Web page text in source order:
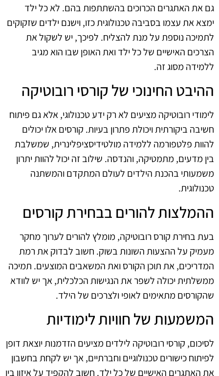
גם את האתגרים הכרוכים בהשתתפות בהם. לא כל ילד
ימצא את עצמו בסביבה טכנולוגית כזו, וישנם ילדים שזקוקים
לתמיכה נוספת על מנת להצליח. לפיכך, יש לשקול את
הצרכים האישיים של כל ילד ואת האופן שבו הוא מגיב
ללמידה מסוג זה.
ההיבט החינוכי של קורסי רובוטיקה
לימודי רובוטיקה מציעים לא רק ידע טכנולוגי, אלא גם פיתוח
חשיבה ביקורתית ויכולת פתרון בעיות. קורסים אלו יכולים
להוות פלטפורמה ללמידה מולטידיסציפלינרית, שמשלבת
בין מדעים, מתמטיקה, והנדסה. שילוב זה יכול להוות יתרון
משמעותי בהכנת הילדים לעולם המתקדם והמשתנה
טכנולוגית.
ההמלצות להורים בבחירת קורסים
בעת בחירת קורס רובוטיקה, מומלץ להורים לערוך מחקר
מעמיק על ההצעות השונות בשוק. חשוב לבדוק את רמת
המדריכים, את תוכן הקורס ואת המשאבים המוצעים. תמיכה
ממשלתית יכולה לשפר את הנגישות הכלכלית, אך יש לוודא
שהקורסים מתאימים לאופי ולצרכים של הילד.
המשמעות של חוויות לימודיות
לסיכום, קורסי רובוטיקה לילדים מציעים הזדמנות יוצאת דופן
לפיתוח כישורים טכנולוגיים וחברתיים, אך יש לקחת בחשבון
את האתגרים האישיים של כל ילד. חשוב להקפיד על איזון בין